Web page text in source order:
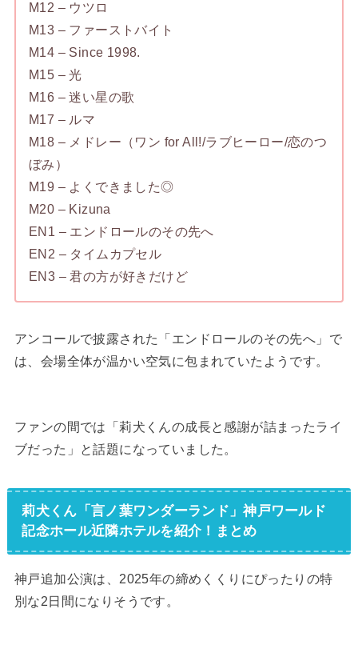
M12 – ウツロ
M13 – ファーストバイト
M14 – Since 1998.
M15 – 光
M16 – 迷い星の歌
M17 – ルマ
M18 – メドレー（ワン for All!/ラブヒーロー/恋のつ
ぼみ）
M19 – よくできました◎
M20 – Kizuna
EN1 – エンドロールのその先へ
EN2 – タイムカプセル
EN3 – 君の方が好きだけど
アンコールで披露された「エンドロールのその先へ」で
は、会場全体が温かい空気に包まれていたようです。
ファンの間では「莉犬くんの成長と感謝が詰まったライ
ブだった」と話題になっていました。
莉犬くん「言ノ葉ワンダーランド」神戸ワールド
記念ホール近隣ホテルを紹介！まとめ
神戸追加公演は、2025年の締めくくりにぴったりの特
別な2日間になりそうです。